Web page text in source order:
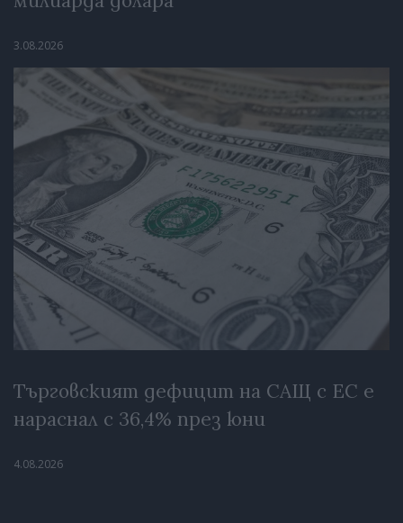
3.08.2026
Търговският дефицит на САЩ с ЕС е
нараснал с 36,4% през юни
4.08.2026